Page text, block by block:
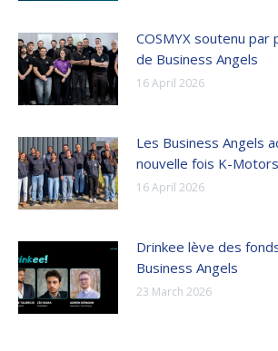
COSMYX soutenu
de Business Angels
16 April 2026
Les Business Angels
nouvelle fois K-Motors
16 April 2026
Drinkee lève des
Business Angels
23 March 2026